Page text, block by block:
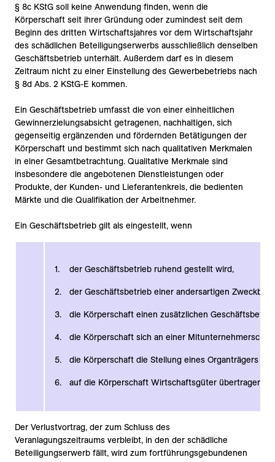
§ 8c KStG soll keine Anwendung finden, wenn die
Körperschaft seit ihrer Gründung oder zumindest seit dem
Beginn des dritten Wirtschaftsjahres vor dem Wirtschaftsjahr
des schädlichen Beteiligungserwerbs ausschließlich denselben
Geschäftsbetrieb unterhält. Außerdem darf es in diesem
Zeitraum nicht zu einer Einstellung des Gewerbebetriebs nach
§ 8d Abs. 2 KStG-E kommen.
Ein Geschäftsbetrieb umfasst die von einer einheitlichen
Gewinnerzielungsabsicht getragenen, nachhaltigen, sich
gegenseitig ergänzenden und fördernden Betätigungen der
Körperschaft und bestimmt sich nach qualitativen Merkmalen
in einer Gesamtbetrachtung. Qualitative Merkmale sind
insbesondere die angebotenen Dienstleistungen oder
Produkte, der Kunden- und Lieferantenkreis, die bedienten
Märkte und die Qualifikation der Arbeitnehmer.
Ein Geschäftsbetrieb gilt als eingestellt, wenn
der Geschäftsbetrieb ruhend gestellt wird,
der Geschäftsbetrieb einer andersartigen
die Körperschaft einen zusätzlichen
die Körperschaft sich an einer
die Körperschaft die Stellung eines Organträgers im
auf die Körperschaft Wirtschaftsgüter übertragen
Der Verlustvortrag, der zum Schluss des
Veranlagungszeitraums verbleibt, in den der schädliche
Beteiligungserwerb fällt, wird zum fortführungsgebundenen